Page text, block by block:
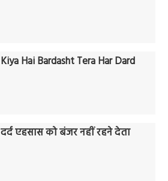
Kiya Hai Bardasht Tera Har Dard
दर्द एहसास को बंजर नहीं रहने देता